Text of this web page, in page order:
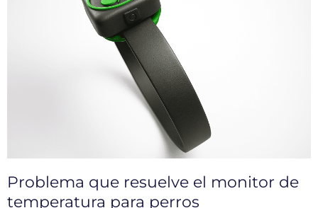
Problema que resuelve el monitor de
temperatura para perros